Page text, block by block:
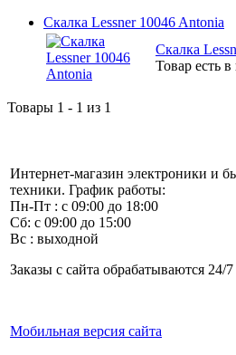
Скалка Lessner 10046 Antonia
Скалка
Товар есть
Товары 1 - 1 из 1
Интернет-магазин электроники и
техники. График работы:
Пн-Пт : с 09:00 до 18:00
Сб: с 09:00 до 15:00
Вс : выходной
Заказы с сайта обрабатываются 24/7
Мобильная версия сайта